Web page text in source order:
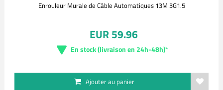
Enrouleur Murale de Câble Automatiques 13M 3G1.5
EUR 59.96
En stock (livraison en 24h-48h)*
Ajouter au panier